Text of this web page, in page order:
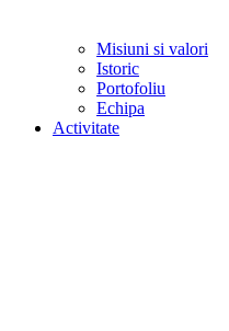
Misiuni si valori
Istoric
Portofoliu
Echipa
Activitate